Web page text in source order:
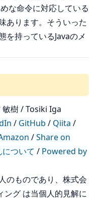
な命令に対応している
あります。そういった
を持っているJavaのメ
敏樹 / Tosiki Iga
/ GitHub / Qiita /
/Share on
ついて / Powered by
のものであり、株式会
ング は当個人的見解に